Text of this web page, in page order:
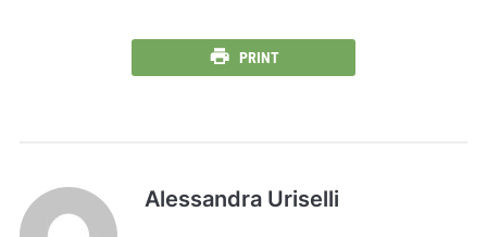
PRINT
Alessandra Uriselli